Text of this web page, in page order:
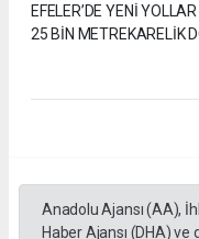
EFELER’DE YENİ
25 BİN METREKARELİK
Anadolu Ajansı (AA),
Haber Ajansı (DHA)